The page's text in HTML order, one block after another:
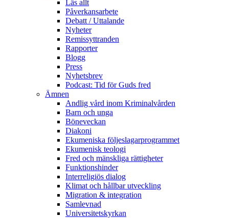
Läs allt
Påverkansarbete
Debatt / Uttalande
Nyheter
Remissyttranden
Rapporter
Blogg
Press
Nyhetsbrev
Podcast: Tid för Guds fred
Ämnen
Andlig vård inom Kriminalvården
Barn och unga
Böneveckan
Diakoni
Ekumeniska följeslagarprogrammet
Ekumenisk teologi
Fred och mänskliga rättigheter
Funktionshinder
Interreligiös dialog
Klimat och hållbar utveckling
Migration & integration
Samlevnad
Universitetskyrkan